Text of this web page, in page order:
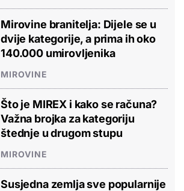
Mirovine branitelja: Dijele se u
dvije kategorije, a prima ih oko
140.000 umirovljenika
MIROVINE
Što je MIREX i kako se računa?
Važna brojka za kategoriju
štednje u drugom stupu
MIROVINE
Susjedna zemlja sve popularnije